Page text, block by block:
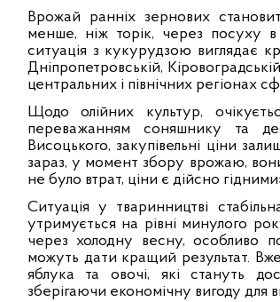
Врожай ранніх зернових
менше, ніж торік, через посуху в
ситуація з кукурудзою виглядає
Дніпропетровській,
центральних і північних регіонах
Щодо олійних культур,
переважанням соняшнику та
Висоцького, закупівельні ціни
зараз, у момент збору врожаю,
не було втрат, ціни є дійсно
Ситуація у тваринництві
утримується на рівні минулого
через холодну весну, особливо
можуть дати кращий результат.
яблука та овочі, які стануть
зберігаючи економічну вигоду для